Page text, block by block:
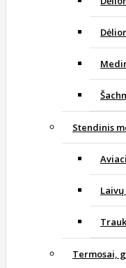
Stendinis
Termosai,